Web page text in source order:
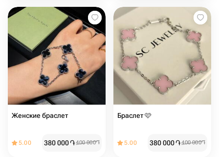
Женские браслет ️️
5.00 380 000֏400 000֏
Браслет 🩷
5.00 380 000֏400 000֏